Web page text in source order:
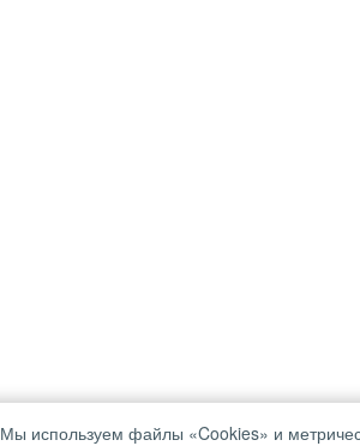
Мы используем файлы «Cookies» и